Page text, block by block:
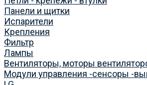
Панели и щитки
Испарители
Крепления
Фильтр
Лампы
Вентиляторы, моторы
Модули управления -сенсоры -